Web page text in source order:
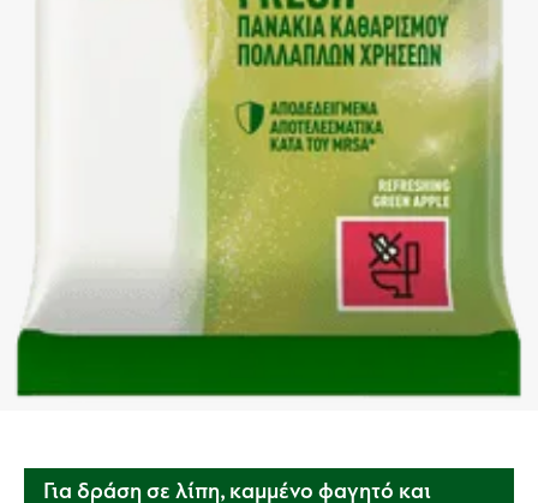
Για δράση σε λίπη, καμμένο φαγητό και